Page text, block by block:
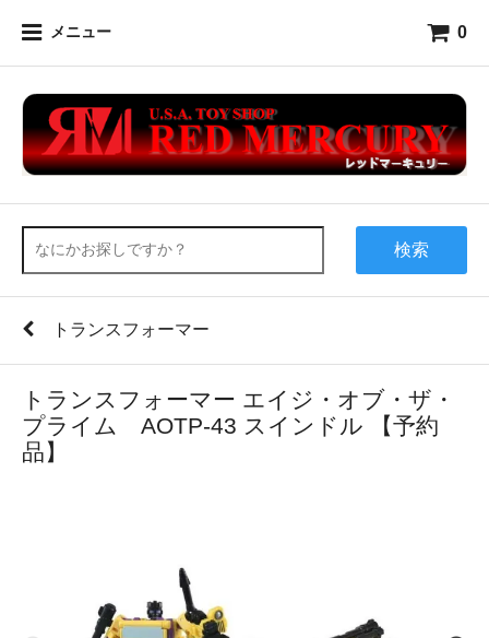
メニュー 0
検索
トランスフォーマー
トランスフォーマー エイジ・オブ・ザ・
プライム AOTP-43 スインドル 【予約
品】